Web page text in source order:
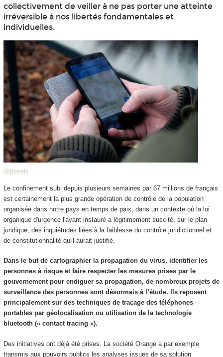
collectivement de veiller à ne pas porter une atteinte
irréversible à nos libertés fondamentales et
individuelles.
@pexels
Le confinement subi depuis plusieurs semaines par 67 millions de français
est certainement la plus grande opération de contrôle de la population
organisée dans notre pays en temps de paix, dans un contexte où la loi
organique d'urgence l'ayant instauré a légitimement suscité, sur le plan
juridique, des inquiétudes liées à la faiblesse du contrôle juridictionnel et
de constitutionnalité qu'il aurait justifié.
Dans le but de cartographier la propagation du virus, identifier les
personnes à risque et faire respecter les mesures prises par le
gouvernement pour endiguer sa propagation, de nombreux projets de
surveillance des personnes sont désormais à l’étude. Ils reposent
principalement sur des techniques de traçage des téléphones
portables par géolocalisation ou utilisation de la technologie
bluetooth (« contact tracing »).
Des initiatives ont déjà été prises. La société Orange a par exemple
transmis aux pouvoirs publics les analyses issues de sa solution